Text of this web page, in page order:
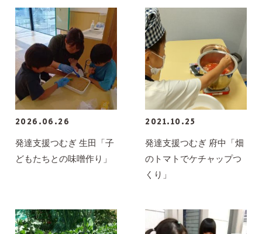
2026.06.26
発達支援つむぎ 生田「子
どもたちとの味噌作り」
2021.10.25
発達支援つむぎ 府中「畑
のトマトでケチャップつ
くり」